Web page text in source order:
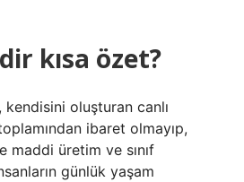
kısa özet?
oluşturan canlı
ibaret olmayıp,
maddi üretim ve sınıf
günlük yaşam